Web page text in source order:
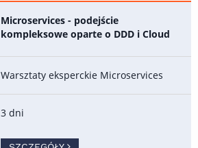
Microservices - podejście
kompleksowe oparte o DDD i Cloud
Warsztaty eksperckie Microservices
3 dni